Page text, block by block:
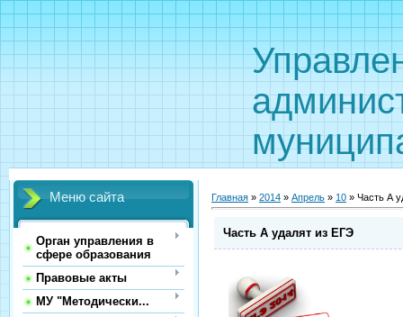
Меню сайта
Орган управления в
сфере образования
Правовые акты
МУ "Методически...
Главная » 2014 » Апрель » 10 » Часть А
Часть А удалят из ЕГЭ